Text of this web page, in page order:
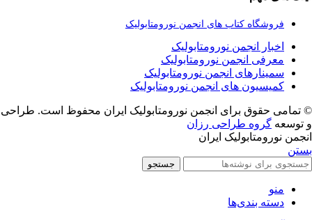
فروشگاه کتاب های انجمن نورومتابولیک
اخبار انجمن نورومتابولیک
معرفی انجمن نورومتابولیک
سمینارهای انجمن نورومتابولیک
کمیسیون های انجمن نورومتابولیک
© تمامی حقوق برای انجمن نورومتابولیک ایران محفوظ است. طراحی
و توسعه گروه طراحی رزان
انجمن نورومتابولیک ایران
بستن
جستجو
منو
دسته بندی‌ها